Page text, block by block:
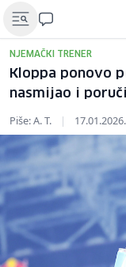
NJEMAČKI TRENER
Kloppa ponovo
nasmijao i
Piše: A. T. | 17.01.2026.